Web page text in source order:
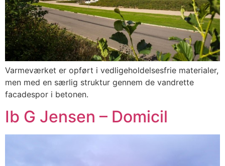
Varmeværket er opført i vedligeholdelsesfrie materialer,
men med en særlig struktur gennem de vandrette
facadespor i betonen.
Ib G Jensen – Domicil